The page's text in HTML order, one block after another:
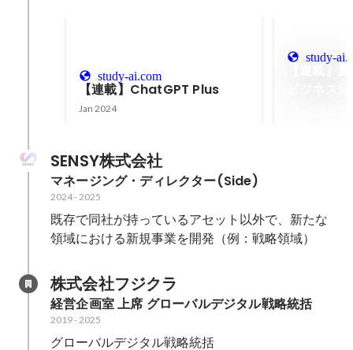
study-ai.com
【連載】ChatGPT Plus
Jan 2024
study-
SENSY株式会社
マネージング・ディレクター(Side)
2024-2025
既存で同社が持っているアセット以外で、新たな
領域における新規事業を開発（例：戦略領域）
株式会社フジクラ
経営企画室 上席 グローバルデジタル戦略統括
2019-2025
グローバルデジタル戦略統括